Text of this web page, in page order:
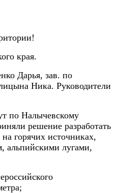
края.
Дарья, зав. по
Ника. Руководители
по Налычевскому
решение разработать
горячих источниках,
альпийскими лугами,